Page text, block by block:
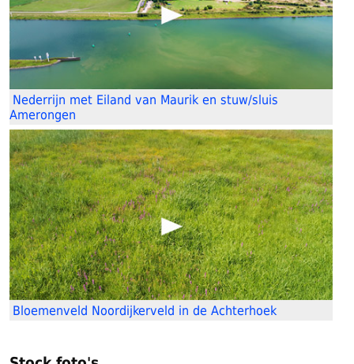
Nederrijn met Eiland van Maurik en stuw/sluis
Amerongen
Bloemenveld Noordijkerveld in de Achterhoek